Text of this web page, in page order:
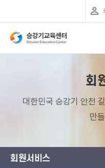
회
대한민국 승강기 안전
만
회원서비스